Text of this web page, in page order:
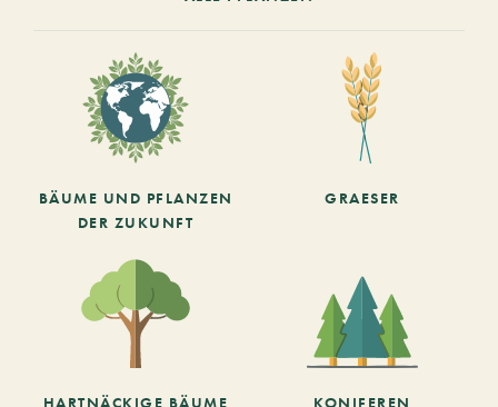
BÄUME UND PFLANZEN
DER ZUKUNFT
GRAESER
HARTNÄCKIGE BÄUME
KONIFEREN